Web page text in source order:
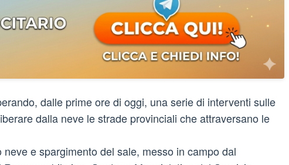
dalle prime ore di oggi, una serie di interventi sulle
dalla neve le strade provinciali che attraversano le
e spargimento del sale, messo in campo dal